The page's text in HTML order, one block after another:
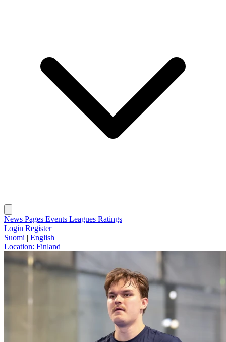
News Pages Events Leagues Ratings
Login Register
Suomi | English
Location: Finland